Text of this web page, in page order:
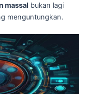
massal bukan lagi
menguntungkan.